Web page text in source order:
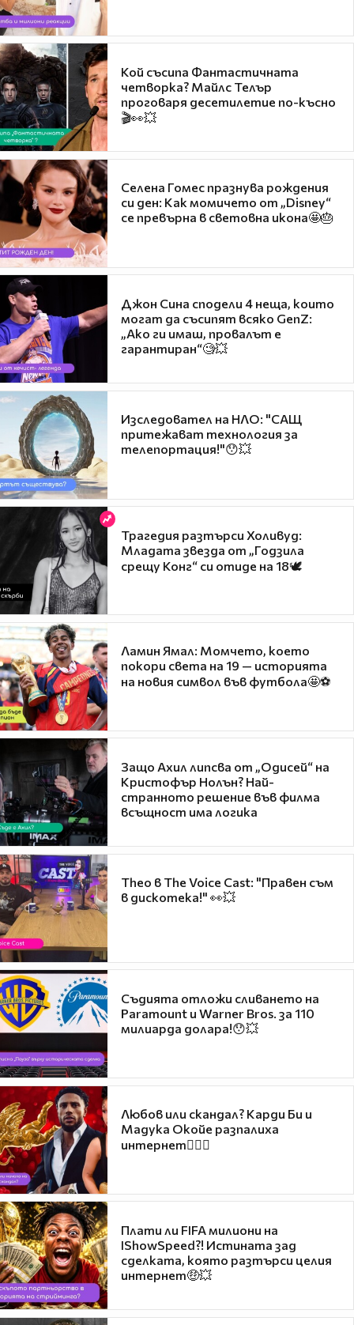
Кой съсипа Фантастичната
четворка? Майлс Телър
проговаря десетилетие по-късно
🎬👀💥
Селена Гомес празнува рождения
си ден: Как момичето от „Disney“
се превърна в световна икона🤩🎂
Джон Сина сподели 4 неща, които
могат да съсипят всяко GenZ:
„Ако ги имаш, провалът е
гарантиран“🧐💥
Изследовател на НЛО: "САЩ
притежават технология за
телепортация!"😯💥
Трагедия разтърси Холивуд:
Младата звезда от „Годзила
срещу Конг“ си отиде на 18🕊️
Ламин Ямал: Момчето, което
покори света на 19 — историята
на новия символ във футбола🤩⚽
Защо Ахил липсва от „Одисей“ на
Кристофър Нолън? Най-
странното решение във филма
всъщност има логика
Theo в The Voice Cast: "Правен съм
в дискотека!" 👀💥
Съдията отложи сливането на
Paramount и Warner Bros. за 110
милиарда долара!😯💥
Любов или скандал? Карди Би и
Мадука Окойе разпалиха
интернет❤️‍🔥🔥
Плати ли FIFA милиони на
IShowSpeed?! Истината зад
сделката, която разтърси целия
интернет🤑💥